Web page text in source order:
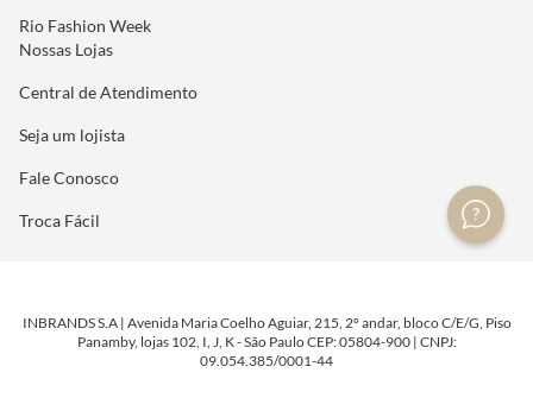
Rio Fashion Week
Nossas Lojas
Central de Atendimento
Seja um lojista
Fale Conosco
Troca Fácil
INBRANDS S.A | Avenida Maria Coelho Aguiar, 215, 2º andar, bloco C/E/G, Piso
Panamby, lojas 102, I, J, K - São Paulo CEP: 05804-900 | CNPJ:
09.054.385/0001-44